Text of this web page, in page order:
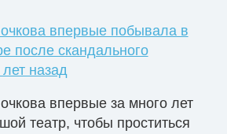
впервые побывала в
после скандального
назад
впервые за много лет
театр, чтобы проститься